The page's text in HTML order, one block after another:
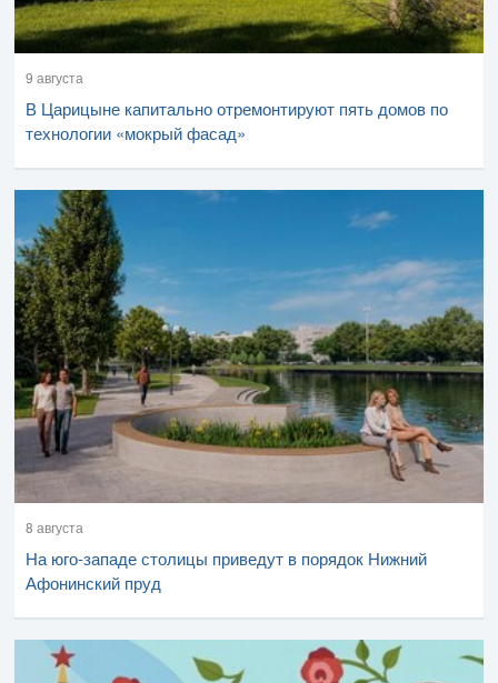
9 августа
В Царицыне капитально отремонтируют пять домов по
технологии «мокрый фасад»
8 августа
На юго-западе столицы приведут в порядок Нижний
Афонинский пруд